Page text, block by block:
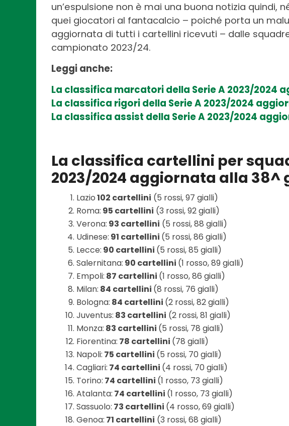
un’espulsione non è mai una buona notizia quindi,
quei giocatori al fantacalcio – poiché porta un
aggiornata di tutti i cartellini ricevuti – dalle
campionato 2023/24.
Leggi anche:
La classifica marcatori della Serie A 2023/2024
La classifica rigori della Serie A 2023/2024
La classifica assist della Serie A 2023/2024
La classifica cartellini per
2023/2024 aggiornata alla 38^
Lazio102 cartellini (5 rossi, 97 gialli)
Roma: 95 cartellini (3 rossi, 92 gialli)
Verona: 93 cartellini (5 rossi, 88 gialli)
Udinese: 91 cartellini (5 rossi, 86 gialli)
Lecce: 90 cartellini (5 rossi, 85 gialli)
Salernitana: 90 cartellini (1 rosso, 89 gialli)
Empoli: 87 cartellini (1 rosso, 86 gialli)
Milan: 84 cartellini (8 rossi, 76 gialli)
Bologna: 84 cartellini (2 rossi, 82 gialli)
Juventus: 83 cartellini (2 rossi, 81 gialli)
Monza: 83 cartellini (5 rossi, 78 gialli)
Fiorentina: 78 cartellini (78 gialli)
Napoli: 75 cartellini (5 rossi, 70 gialli)
Cagliari: 74 cartellini (4 rossi, 70 gialli)
Torino: 74 cartellini (1 rosso, 73 gialli)
Atalanta: 74 cartellini (1 rosso, 73 gialli)
Sassuolo: 73 cartellini (4 rosso, 69 gialli)
Genoa: 71 cartellini (3 rossi, 68 gialli)